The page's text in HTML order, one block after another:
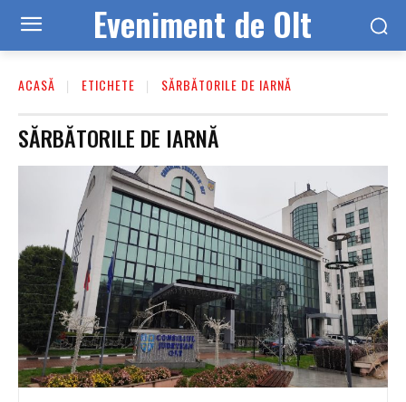
Eveniment de Olt
ACASĂ ETICHETE SĂRBĂTORILE DE IARNĂ
SĂRBĂTORILE DE IARNĂ